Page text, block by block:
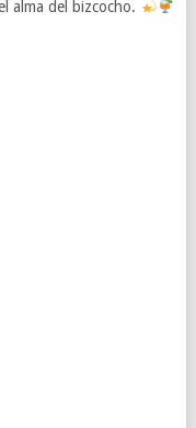
alma del bizcocho.